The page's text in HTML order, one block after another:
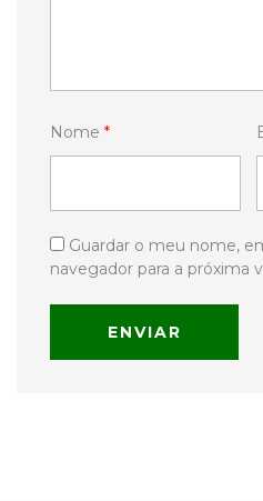
Nome *
Guardar o meu nome,
navegador para a próxima